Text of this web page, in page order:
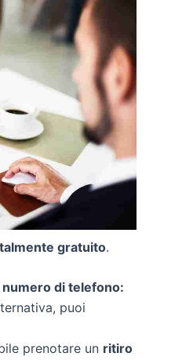
gratuito.
numero di telefono:
puoi
prenotare un ritiro